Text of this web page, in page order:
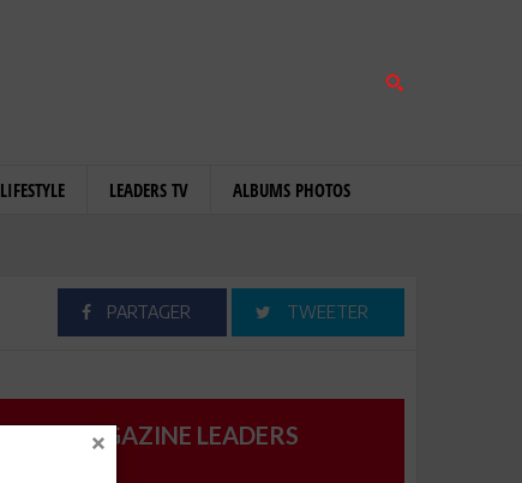
LIFESTYLE LEADERS TV ALBUMS PHOTOS
PARTAGER TWEETER
MAGAZINE LEADERS